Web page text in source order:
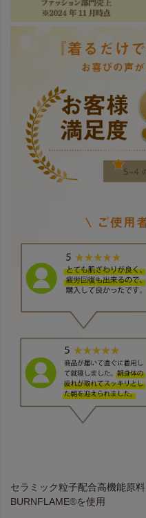
セラミック粒子配合高機能原料
BURNFLAME®を使用